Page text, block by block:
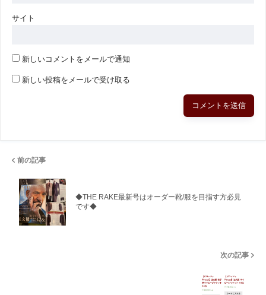
サイト
新しいコメントをメールで通知
新しい投稿をメールで受け取る
前の記事
◆THE RAKE最新号はオーダー靴/服を目指す方必見
です◆
次の記事